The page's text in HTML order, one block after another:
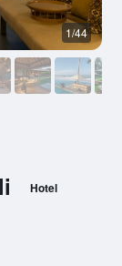
Hotel
1/44